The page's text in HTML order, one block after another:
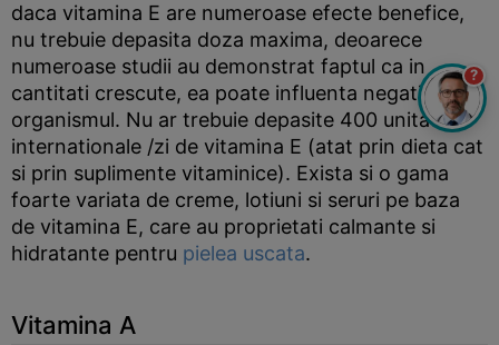
daca vitamina E are numeroase efecte benefice,
nu trebuie depasita doza maxima, deoarece
numeroase studii au demonstrat faptul ca in
cantitati crescute, ea poate influenta negativ
organismul. Nu ar trebuie depasite 400 unitati
internationale /zi de vitamina E (atat prin dieta cat
si prin suplimente vitaminice). Exista si o gama
foarte variata de creme, lotiuni si seruri pe baza
de vitamina E, care au proprietati calmante si
hidratante pentru pielea uscata.
Vitamina A
?